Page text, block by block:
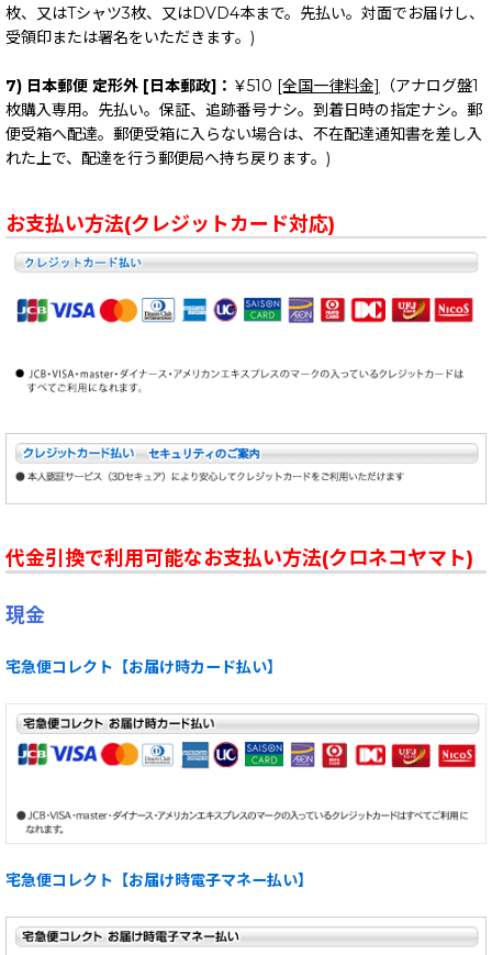
枚、又はTシャツ3枚、又はDVD4本まで。先払い。対面でお届けし、
受領印または署名をいただきます。)
7) 日本郵便 定形外 [日本郵政]： ￥510 [全国一律料金]
（アナログ盤1
枚購入専用。先払い。保証、追跡番号ナシ。到着日時の指定ナシ。郵
便受箱へ配達。郵便受箱に入らない場合は、不在配達通知書を差し入
れた上で、配達を行う郵便局へ持ち戻ります。)
お支払い方法(クレジットカード対応)
代金引換で利用可能なお支払い方法(クロネコヤマト)
現金
宅急便コレクト【お届け時カード払い】
宅急便コレクト【お届け時電子マネー払い】